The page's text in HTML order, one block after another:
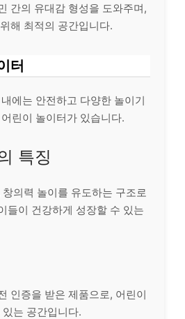
간의 유대감 형성을 도와주며,
해 최적의 공간입니다.
터
에는 안전하고 다양한 놀이기
린이 놀이터가 있습니다.
특징
의력 놀이를 유도하는 구조로
들이 건강하게 성장할 수 있는
인증을 받은 제품으로, 어린이
는 공간입니다.